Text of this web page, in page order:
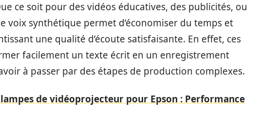
ce soit pour des vidéos éducatives, des publicités, ou
voix synthétique permet d’économiser du temps et
une qualité d’écoute satisfaisante. En effet, ces
facilement un texte écrit en un enregistrement
à passer par des étapes de production complexes.
de vidéoprojecteur pour Epson : Performance